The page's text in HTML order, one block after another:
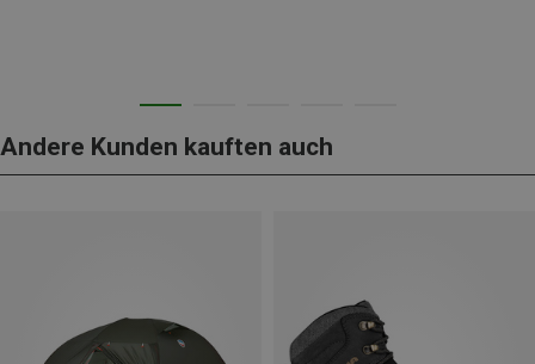
Andere Kunden kauften auch